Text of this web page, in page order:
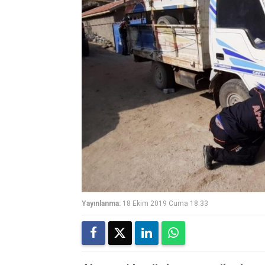
Yayınlanma: 18 Ekim 2019 Cuma 18:33